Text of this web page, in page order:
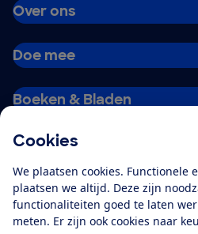
Cookies
We plaatsen cookies. Functionele
plaatsen we altijd. Deze zijn
functionaliteiten goed te laten
meten. Er zijn ook cookies naar
Over ons
Doe mee
Boeken & Bladen
Alles over de